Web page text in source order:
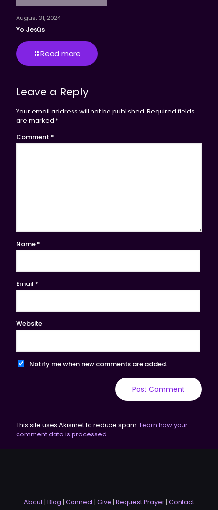
August 31, 2024
Yo Jesús
Read more
Leave a Reply
Your email address will not be published. Required fields
are marked *
Comment *
Name *
Email *
Website
Notify me when new comments are added.
This site uses Akismet to reduce spam. Learn how your
comment data is processed.
About | Blog | Connect | Give | Request Prayer | Contact